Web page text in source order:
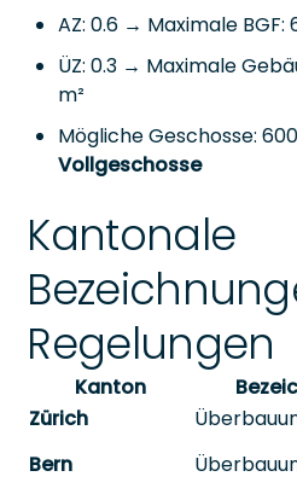
AZ: 0.6 → Maximale BGF:
ÜZ: 0.3 → Maximale
m²
Mögliche Geschosse:
Vollgeschosse
Kantonale
Regelungen
Kanton
Zürich
Bern